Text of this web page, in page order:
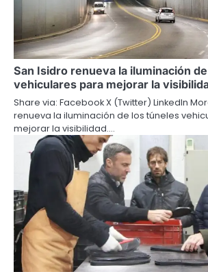
San Isidro renueva la iluminación
vehiculares para mejorar la
Share via: Facebook X (Twitter) LinkedIn
renueva la iluminación de los túneles
mejorar la visibilidad.…